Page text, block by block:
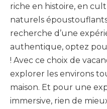
riche en histoire, en
naturels époustouflants
recherche d’une
authentique, optez
! Avec ce choix de
explorer les environs
maison. Et pour une
immersive, rien de